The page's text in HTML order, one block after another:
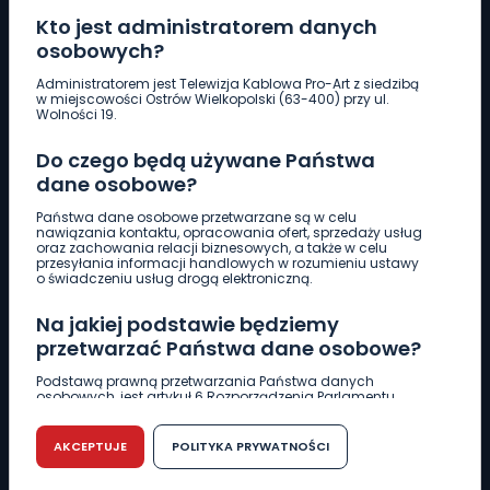
Kto jest administratorem danych
osobowych?
Administratorem jest Telewizja Kablowa Pro-Art z siedzibą
w miejscowości Ostrów Wielkopolski (63-400) przy ul.
Wolności 19.
Do czego będą używane Państwa
dane osobowe?
Państwa dane osobowe przetwarzane są w celu
nawiązania kontaktu, opracowania ofert, sprzedaży usług
oraz zachowania relacji biznesowych, a także w celu
przesyłania informacji handlowych w rozumieniu ustawy
o świadczeniu usług drogą elektroniczną.
Na jakiej podstawie będziemy
przetwarzać Państwa dane osobowe?
Podstawą prawną przetwarzania Państwa danych
osobowych, jest artykuł 6 Rozporządzenia Parlamentu
r. w sprawie ochrony osób fizycznych w związku z
przetwarzaniem danych osobowych w sprawie
swobodnego przepływu takich danych oraz uchylenia
dyrektywy 95/46/WE (RODO).
AKCEPTUJE POLITYKA PRYWATNOŚCI
Pobierz logotyp
661 997 997
REDAKCJA
62 735 22 22redakcja@wlkp24.info
DZIAŁ REKLAMY
62 735 01 85 reklama@wlkp24.info
WIADOMOŚCI
CIEKAWOSTKI